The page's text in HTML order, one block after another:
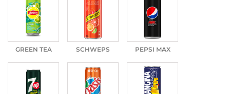
GREEN TEA SCHWEPS PEPSI MAX